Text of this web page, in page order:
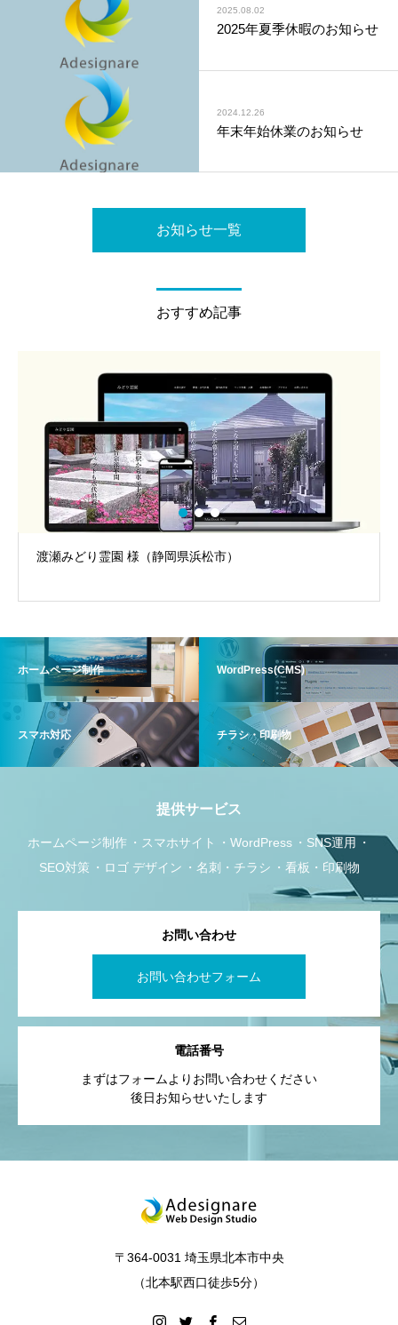
2025.08.02
2025年夏季休暇のお知らせ
2024.12.26
年末年始休業のお知らせ
お知らせ一覧
おすすめ記事
渡瀬みどり霊園 様（静岡県浜松市）
ホームページ制作 WordPress(CMS)
スマホ対応 チラシ・印刷物
提供サービス
ホームページ制作 スマホサイト WordPress
SNS運用
SEO対策
ロゴ デザイン 名刺・チラシ 看板・印刷物
お問い合わせ
お問い合わせフォーム
電話番号
まずはフォームよりお問い合わせください
後日お知らせいたします
〒364-0031 埼玉県北本市中央
（北本駅西口徒歩5分）